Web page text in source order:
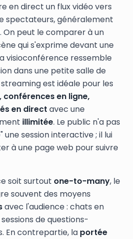
en direct un flux vidéo vers
spectateurs, généralement
. On peut le comparer à un
qui s'exprime devant une
visioconférence ressemble
dans une petite salle de
streaming est idéale pour les
en ligne,
en direct avec une
illimitée. Le public n'a pas
une session interactive ; il lui
à une page web pour suivre
soit surtout one-to-many, le
souvent des moyens
avec l'audience : chats en
de questions-
En contrepartie, la portée